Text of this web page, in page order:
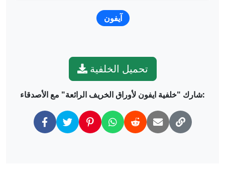
آيفون
تحميل الخلفية
شارك "خلفية ايفون لأوراق الخريف الرائعة" مع الأصدقاء: